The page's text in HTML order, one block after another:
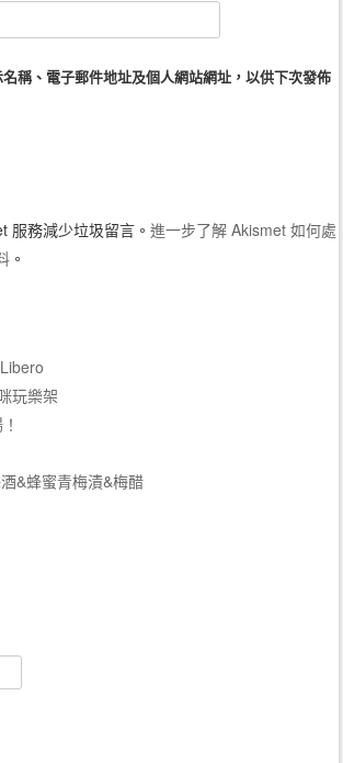
稱、電子郵件地址及個人網站網址，以供下次發佈
服務減少垃圾留言。進一步了解 Akismet 如何處
。
玩樂架
&蜂蜜青梅漬&梅醋